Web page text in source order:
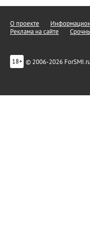
О проекте
Реклама на сайте
18+ © 2006-2026